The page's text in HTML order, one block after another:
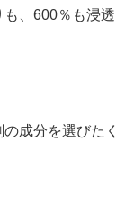
も、600％も浸透
成分を選びたく